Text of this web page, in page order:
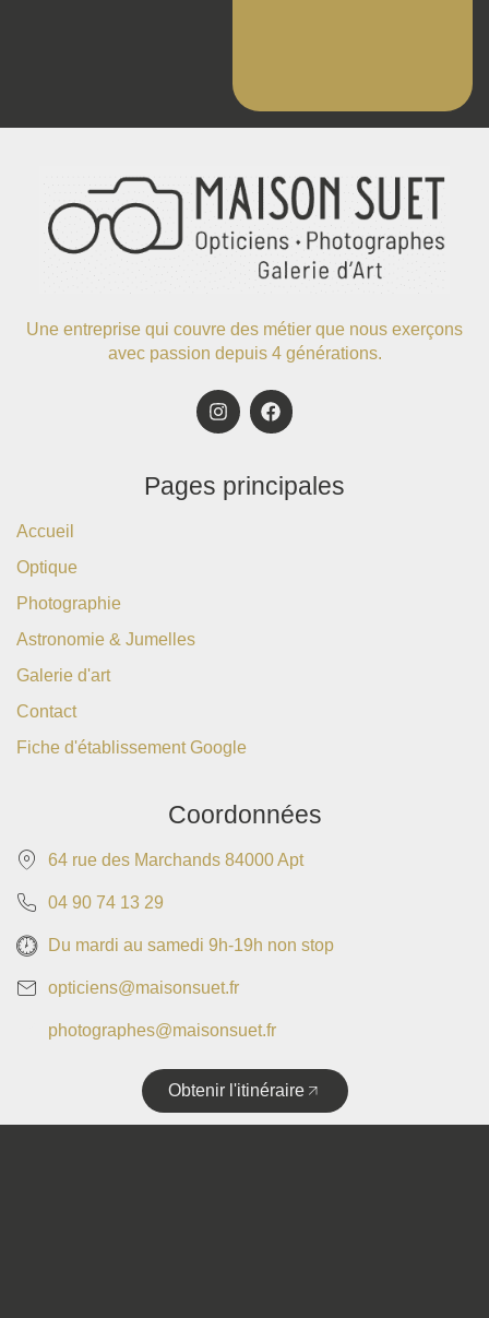
Une entreprise qui couvre des métier que nous exerçons
avec passion depuis 4 générations.
Pages principales
Accueil
Optique
Photographie
Astronomie & Jumelles
Galerie d'art
Contact
Fiche d'établissement Google
Coordonnées
64 rue des Marchands 84000 Apt
04 90 74 13 29
Du mardi au samedi 9h-19h non stop
opticiens@maisonsuet.fr
photographes@maisonsuet.fr
Obtenir l'itinéraire